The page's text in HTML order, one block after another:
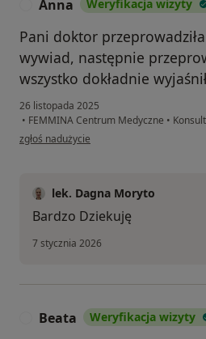
Anna Weryfikacja wizyty
Pani doktor
wywiad, następnie
wszystko dokładnie
26 listopada 2025
• FEMMINA Centrum Medyczne •
w opinii użytkownika Anna
zgłoś nadużycie
lek. Dagna Moryto
Bardzo Dziekuję
7 stycznia 2026
Beata Weryfikacja wizyty